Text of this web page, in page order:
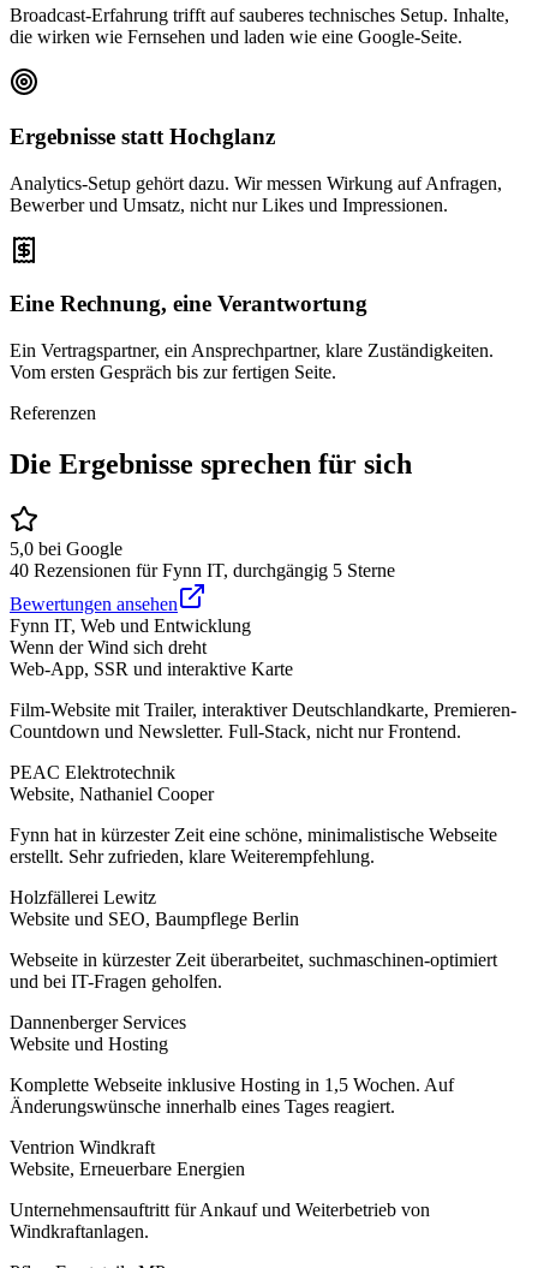
Broadcast-Erfahrung trifft auf sauberes technisches Setup. Inhalte,
die wirken wie Fernsehen und laden wie eine Google-Seite.
Ergebnisse statt Hochglanz
Analytics-Setup gehört dazu. Wir messen Wirkung auf Anfragen,
Bewerber und Umsatz, nicht nur Likes und Impressionen.
Eine Rechnung, eine Verantwortung
Ein Vertragspartner, ein Ansprechpartner, klare Zuständigkeiten.
Vom ersten Gespräch bis zur fertigen Seite.
Referenzen
Die Ergebnisse sprechen für sich
5,0 bei Google
40 Rezensionen für Fynn IT, durchgängig 5 Sterne
Bewertungen ansehen
Fynn IT, Web und Entwicklung
Wenn der Wind sich dreht
Web-App, SSR und interaktive Karte
Film-Website mit Trailer, interaktiver Deutschlandkarte, Premieren-
Countdown und Newsletter. Full-Stack, nicht nur Frontend.
PEAC Elektrotechnik
Website, Nathaniel Cooper
Fynn hat in kürzester Zeit eine schöne, minimalistische Webseite
erstellt. Sehr zufrieden, klare Weiterempfehlung.
Holzfällerei Lewitz
Website und SEO, Baumpflege Berlin
Webseite in kürzester Zeit überarbeitet, suchmaschinen-optimiert
und bei IT-Fragen geholfen.
Dannenberger Services
Website und Hosting
Komplette Webseite inklusive Hosting in 1,5 Wochen. Auf
Änderungswünsche innerhalb eines Tages reagiert.
Ventrion Windkraft
Website, Erneuerbare Energien
Unternehmensauftritt für Ankauf und Weiterbetrieb von
Windkraftanlagen.